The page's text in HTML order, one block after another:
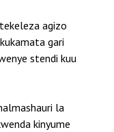
agizo
gari
stendi kuu
la
kinyume